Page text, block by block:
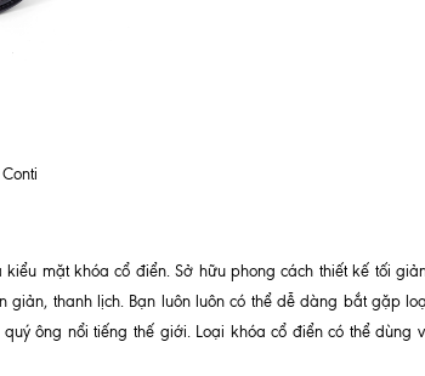
mặt khóa cổ điển. Sở hữu phong cách thiết kế tối
thanh lịch. Bạn luôn luôn có thể dễ dàng bắt gặp
ông nổi tiếng thế giới. Loại khóa cổ điển có thể dùng